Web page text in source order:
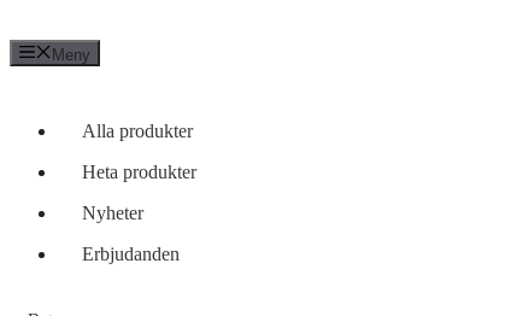
Meny
Alla produkter
Heta produkter
Nyheter
Erbjudanden